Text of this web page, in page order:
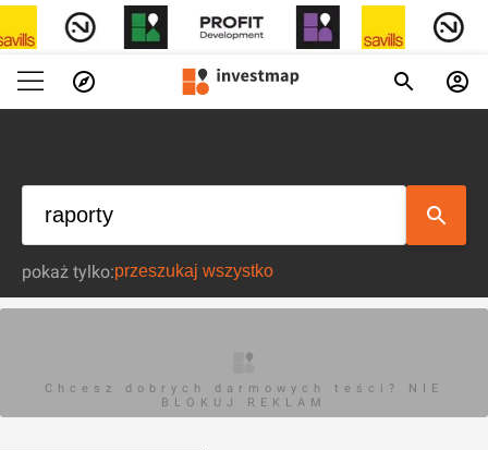
pokaż tylko:
Chcesz dobrych darmowych teści? NIE
BLOKUJ REKLAM